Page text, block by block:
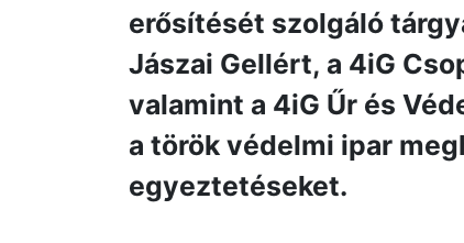
erősítését szolgáló
Jászai Gellért, a 4iG
valamint a 4iG Űr és
a török védelmi ipar
egyeztetéseket.